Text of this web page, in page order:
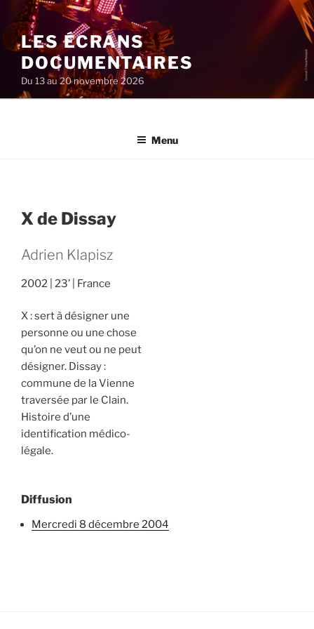
au
contenu
principal
LES ÉCRANS
DOCUMENTAIRES
Du 13 au 20 novembre 2026
Menu
X de Dissay
Adrien Klapisz
2002 23’ France
X : sert à désigner une
personne ou une chose
qu’on ne veut ou ne peut
désigner. Dissay :
commune de la Vienne
traversée par le Clain.
Histoire d’une
identification médico-
légale.
Diffusion
mercredi 8 décembre 2004